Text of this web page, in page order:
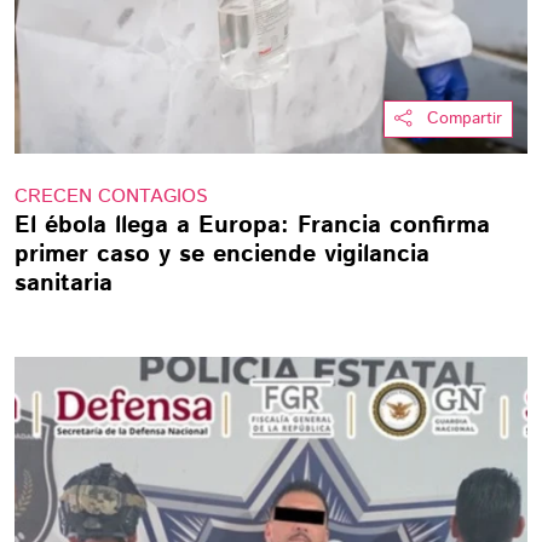
Compartir
CRECEN CONTAGIOS
El ébola llega a Europa: Francia confirma
primer caso y se enciende vigilancia
sanitaria